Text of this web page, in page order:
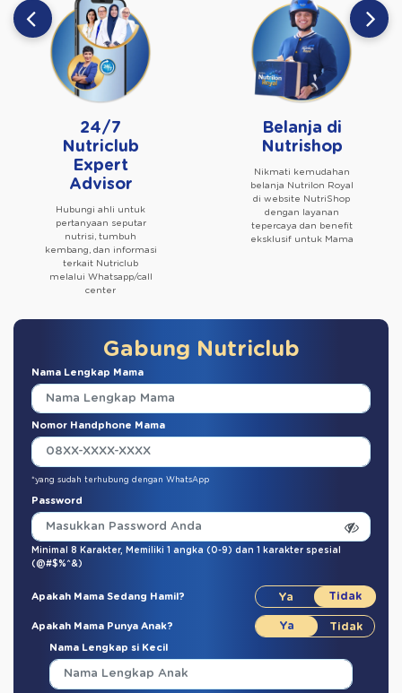
24/7
Nutriclub
Expert
Advisor
Hubungi ahli untuk
pertanyaan seputar
nutrisi, tumbuh
kembang, dan informasi
terkait Nutriclub
melalui Whatsapp/call
center
Belanja di
Nutrishop
Nikmati kemudahan
belanja Nutrilon Royal
di website NutriShop
dengan layanan
tepercaya dan benefit
eksklusif untuk Mama
Gabung Nutriclub
Nama Lengkap Mama
Nomor Handphone Mama
*yang sudah terhubung dengan WhatsApp
Password
Minimal 8 Karakter, Memiliki 1 angka (0-9) dan 1 karakter spesial
(@#$%^&)
Apakah Mama Sedang Hamil?
Apakah Mama Punya Anak?
Nama Lengkap si Kecil